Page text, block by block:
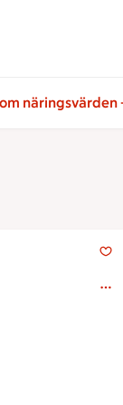
näringsvärden